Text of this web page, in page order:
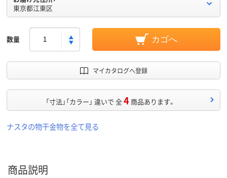
東京都江東区
数量 カゴへ
マイカタログへ登録
「寸法」「カラー」 違いで 全4 商品あります。
ナスタの物干金物を全て見る
商品説明